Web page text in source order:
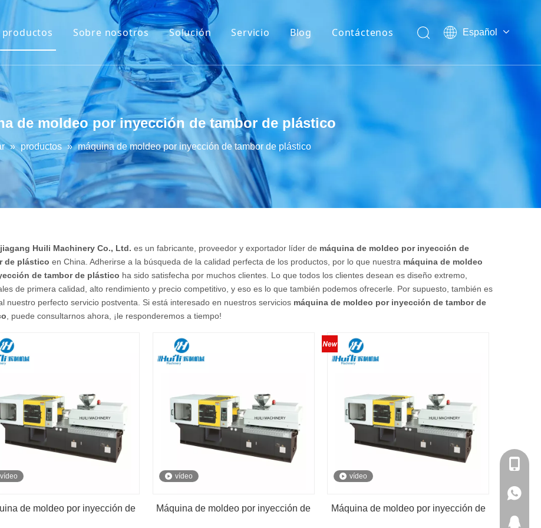
productos
Máquina de extrusión y soplado
Máquina de soplado de botellas de PET
Máquina de moldeo por inyección
Máquina de soplado de inyección
Máquina de llenado
Sobre nosotros Solución Servicio Blog
Noticias de la Industria
Exposiciones
Contáctenos Español
العربية
de moldeo por inyección de tambor de plástico
» productos » máquina de moldeo por inyección de tambor de plástico
Huili Machinery Co., Ltd. es un fabricante, proveedor y exportador líder de máquina de moldeo por inyección de
de plástico en China. Adherirse a la búsqueda de la calidad perfecta de los productos, por lo que nuestra máquina de moldeo
de tambor de plástico ha sido satisfecha por muchos clientes. Lo que todos los clientes desean es diseño extremo,
de primera calidad, alto rendimiento y precio competitivo, y eso es lo que también podemos ofrecerle. Por supuesto, también es
nuestro perfecto servicio postventa. Si está interesado en nuestros servicios máquina de moldeo por inyección de tambor de
, puede consultarnos ahora, ¡le responderemos a tiempo!
vídeo
de moldeo por inyección de
vídeo
Máquina de moldeo por inyección de
vídeo
Máquina de moldeo por inyección de
+86-
+86-